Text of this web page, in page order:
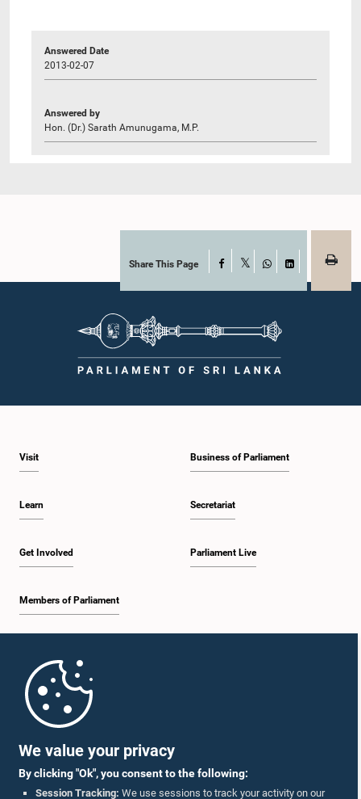
We value your privacy
By clicking "Ok", you consent to the following:
Session Tracking: We use sessions to track your activity on our
Answered Date
2013-02-07
Answered by
Hon. (Dr.) Sarath Amunugama, M.P.
Share This Page Facebook
WhatsAppLinkedIn
Visit
Learn
Get Involved
Members of Parliament
Business of Parliament
Secretariat
Parliament Live
Parliament Mobile App